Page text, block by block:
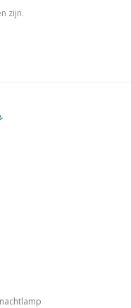
zijn.